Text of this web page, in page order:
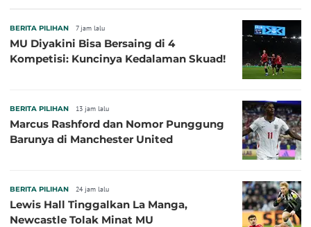
BERITA PILIHAN 7 jam lalu
MU Diyakini Bisa Bersaing di 4
Kompetisi: Kuncinya Kedalaman Skuad!
BERITA PILIHAN 13 jam lalu
Marcus Rashford dan Nomor Punggung
Barunya di Manchester United
BERITA PILIHAN 24 jam lalu
Lewis Hall Tinggalkan La Manga,
Newcastle Tolak Minat MU